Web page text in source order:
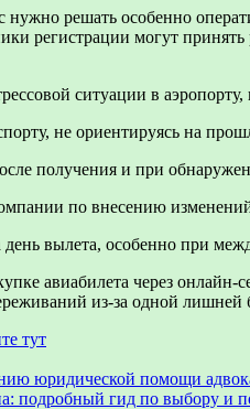
нужно решать особенно
регистрации могут
ситуации в
не ориентируясь на
получения и при
по внесению
вылета, особенно при
авиабилета через онлайн-
из-за одной
тут
юридической помощи
подробный гид по выбору и